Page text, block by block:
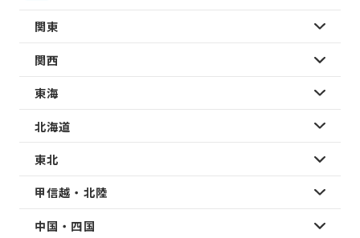
関東
関西
東海
北海道
東北
甲信越・北陸
中国・四国